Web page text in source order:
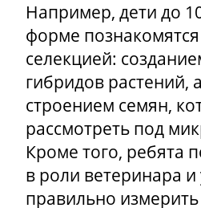
Например, дети до
форме
селекцией:
гибридов растений,
строением семян,
рассмотреть под
Кроме того, ребята
в роли ветеринара и
правильно